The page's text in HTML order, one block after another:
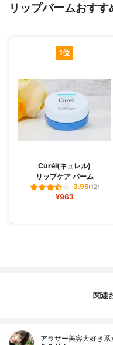
リップバームおす
1位
Curél(キュレル)
リップケア バーム
3.95(12)
¥963
関連
アラサー美容大好き系